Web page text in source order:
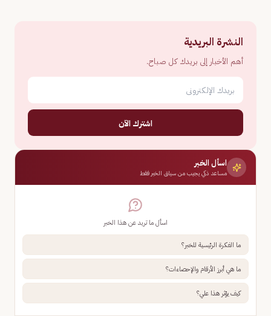
النشرة البريدية
أهم الأخبار إلى بريدك كل صباح.
اشترك الآن
اسأل الخبر
مساعد ذكي يجيب من سياق الخبر فقط
اسأل ما تريد عن هذا الخبر
ما الفكرة الرئيسية للخبر؟
ما هي أبرز الأرقام والإحصاءات؟
كيف يؤثر هذا علي؟